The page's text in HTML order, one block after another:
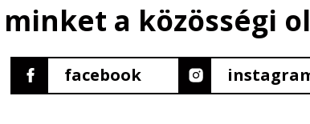
minket a közösségi
facebook